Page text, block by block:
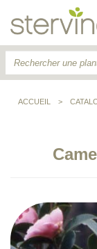
ACCUEIL >